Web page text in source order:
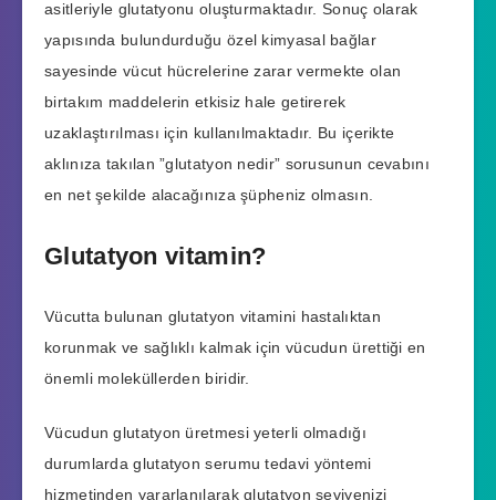
asitleriyle glutatyonu oluşturmaktadır. Sonuç olarak
yapısında bulundurduğu özel kimyasal bağlar
sayesinde vücut hücrelerine zarar vermekte olan
birtakım maddelerin etkisiz hale getirerek
uzaklaştırılması için kullanılmaktadır. Bu içerikte
aklınıza takılan ”glutatyon nedir” sorusunun cevabını
en net şekilde alacağınıza şüpheniz olmasın.
Glutatyon vitamin?
Vücutta bulunan glutatyon vitamini hastalıktan
korunmak ve sağlıklı kalmak için vücudun ürettiği en
önemli moleküllerden biridir.
Vücudun glutatyon üretmesi yeterli olmadığı
durumlarda glutatyon serumu tedavi yöntemi
hizmetinden yararlanılarak glutatyon seviyenizi